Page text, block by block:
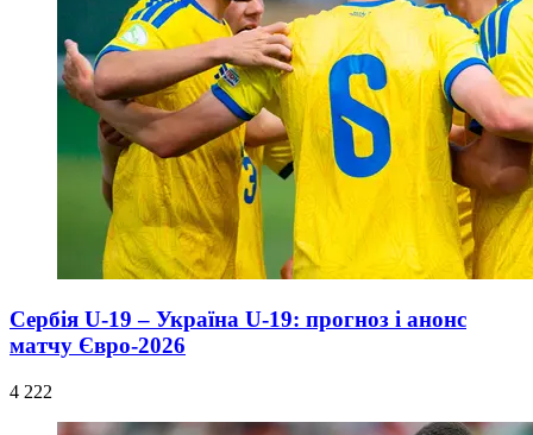
Сербія U-19 – Україна U-19: прогноз і анонс
матчу Євро-2026
4 222